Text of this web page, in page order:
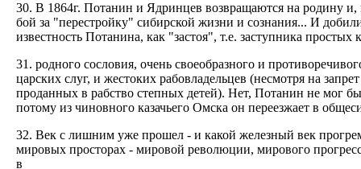
30. В 1864г. Потанин и Ядринцев возвращаются на родину
бой за "перестройку" сибирской жизни и сознания... И
известность Потанина, как "застоя", т.е. заступника
31. родного сословия, очень своеобразного и
царских слуг, и жестоких рабовладельцев (несмотря на
проданных в рабство степных детей). Нет, Потанин не мог
потому из чиновного казачьего Омска он переезжает в
32. Век с лишним уже прошел - и какой железный век
мировых просторах - мировой революции, мирового
в